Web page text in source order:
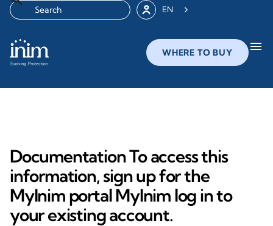
EN
WHERE TO BUY menu
Documentation To access this
information, sign up for the
MyInim portal MyInim log in to
your existing account.